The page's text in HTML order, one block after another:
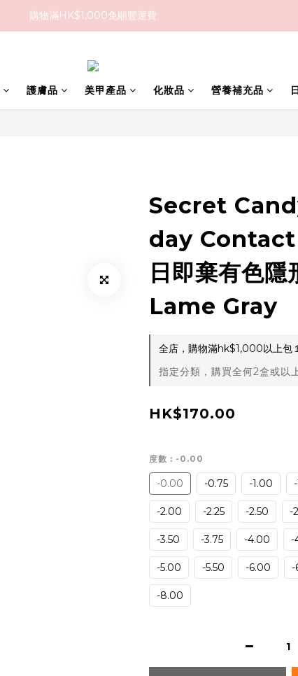
購物滿HK$1,000免順豐運費
購物滿HK$1,000免順豐運費
護膚品 美甲產品 化妝品 營養補充品
Secret
day
日即棄有色
Lame Gray
全店，購物滿hk$1,000以上包
指定分類，購買全何2盒或以
HK$170.00
度數 : -0.00
-0.00 -0.75 -1.00
-2.00 -2.25 -2.50 -
-3.50 -3.75 -4.00 -
-5.00 -5.50 -6.00 -
-8.00